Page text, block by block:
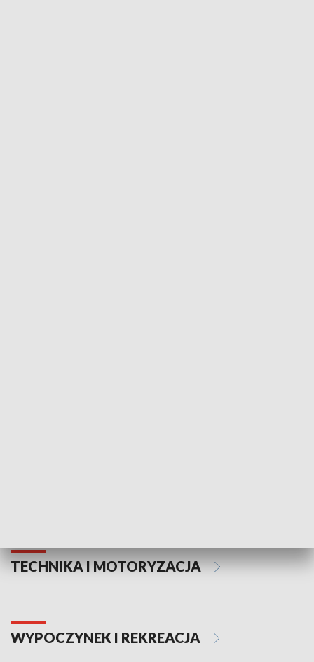
TECHNIKA I MOTORYZACJA
WYPOCZYNEK I REKREACJA